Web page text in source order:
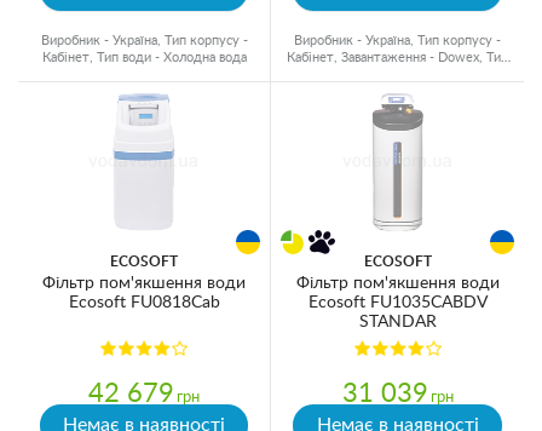
Виробник - Україна, Тип корпусу -
Кабінет, Тип води - Холодна вода
Виробник - Україна, Тип корпусу -
Кабінет, Завантаження - Dowex, Тип
ECOSOFT
Фільтр пом'якшення води
Ecosoft FU0818Cab
42 679 грн
Немає в наявності
ECOSOFT
Фільтр пом'якшення води
Ecosoft FU1035CABDV
STANDAR
31 039 грн
Немає в наявності